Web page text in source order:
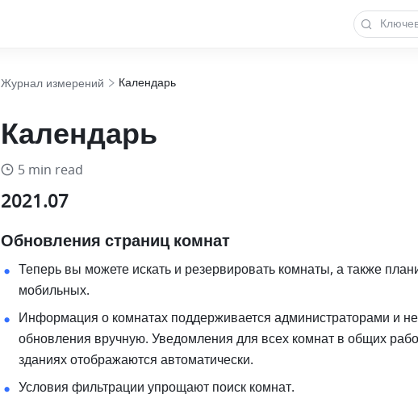
Журнал измерений Календарь
Календарь
5 min read
2021.07
Обновления страниц комнат
Теперь вы можете искать и резервировать комнаты, а также
мобильных.
Информация о комнатах поддерживается администраторами и не
обновления вручную. Уведомления для всех комнат в общих
зданиях отображаются автоматически.
Условия фильтрации упрощают поиск комнат.